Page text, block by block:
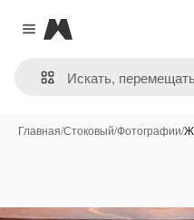
Close menu
Magnific
Главная/Стоковый/Фотографии/